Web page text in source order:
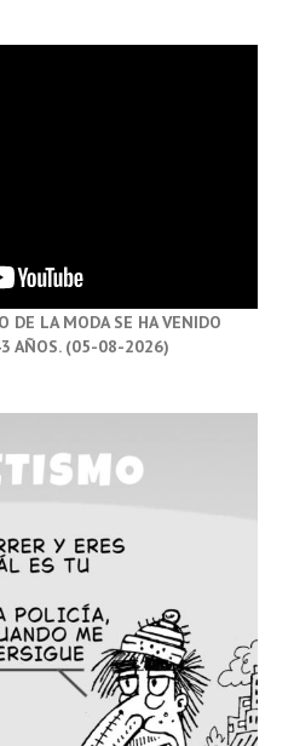
DE LA MODA SE HA VENIDO
AÑOS. (05-08-2026)